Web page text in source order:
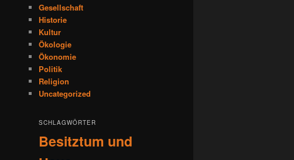
h
e
n
Gesellschaft
Historie
Kultur
Ökologie
Ökonomie
Politik
Religion
Uncategorized
SCHLAGWÖRTER
Besitztum und